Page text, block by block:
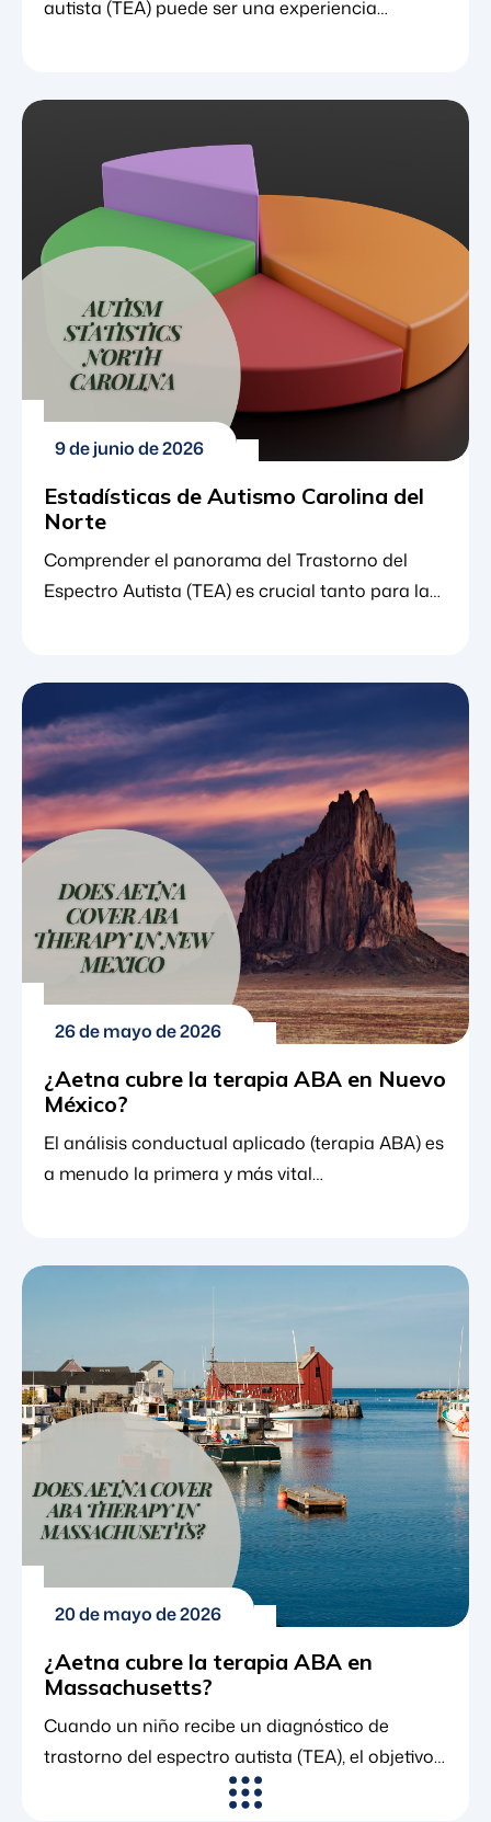
autista (TEA) puede ser una experiencia
de comportamiento y la investigación de
encuentran consuelo al observar el panorama
general. Comprender los datos y las tendencias
detrás de una condición puede proporcionar un
sentido vital de perspectiva, tranquilizando a las
9 de junio de 2026
Estadísticas de Autismo Carolina del
Norte
Comprender el panorama del Trastorno del
Espectro Autista (TEA) es crucial tanto para las
del Norte, seguir de cerca las estadísticas sobre
el autismo moldea cómo las comunidades
asignan recursos, cómo las escuelas
desarrollan programas de educación especial y
cómo marcos terapéuticos especializados
como el análisis conductual aplicado (terapia
ABA) se adaptan para satisfacer la creciente
necesidad. […]
26 de mayo de 2026
¿Aetna cubre la terapia ABA en Nuevo
México?
El análisis conductual aplicado (terapia ABA) es
a menudo la primera y más vital
el estándar de oro del tratamiento para la
enfoque basado en la evidencia centrado en el
comportamiento y el aprendizaje. Ayuda a los
niños a desarrollar las habilidades sociales, de
comunicación y de la vida diaria necesarias
20 de mayo de 2026
¿Aetna cubre la terapia ABA en
Massachusetts?
Cuando un niño recibe un diagnóstico de
trastorno del espectro autista (TEA), el objetivo
principal para muchas familias es obtener una